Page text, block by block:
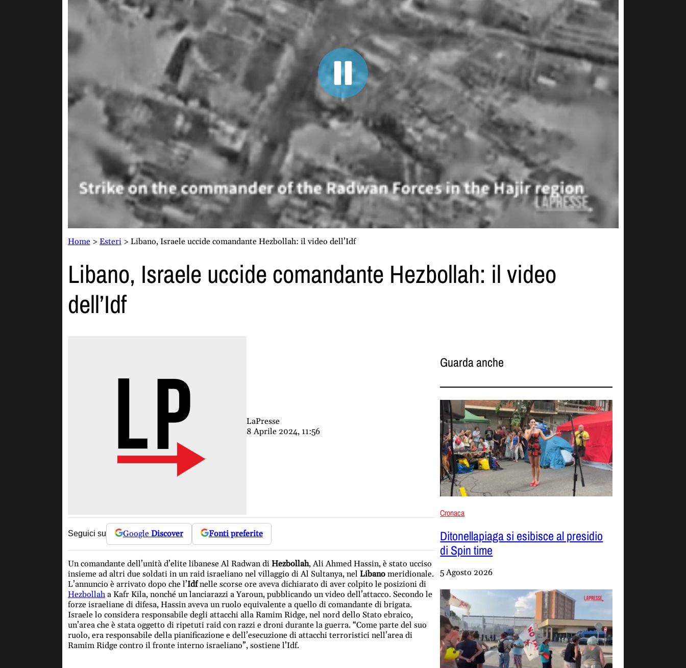
Home> Esteri> Libano, Israele uccide comandante Hezbollah: il video dell’Idf
Libano, Israele uccide comandante Hezbollah: il video
dell’Idf
LaPresse
8 Aprile 2024, 11:56
Seguici su Google Discover Fonti preferite
Un comandante dell’unità d’elite libanese Al Radwan di Hezbollah, Ali Ahmed Hassin, è stato ucciso
insieme ad altri due soldati in un raid israeliano nel villaggio di Al Sultanya, nel Libanomeridionale.
L’annuncio è arrivato dopo che l’Idfnelle scorse ore aveva dichiarato di aver colpito le posizioni di
Hezbollaha Kafr Kila, nonché un lanciarazzi a Yaroun, pubblicando un video dell’attacco. Secondo le
forze israeliane di difesa, Hassin aveva un ruolo equivalente a quello di comandante di brigata.
Israele lo considera responsabile degli attacchi alla Ramim Ridge, nel nord dello Stato ebraico,
un’area che è stata oggetto di ripetuti raid con razzi e droni durante la guerra. “Come parte del suo
ruolo, era responsabile della pianificazione e dell’esecuzione di attacchi terroristici nell’area di
Ramim Ridge contro il fronte interno israeliano”, sostiene l’Idf.
Guarda anche
Cronaca
Ditonellapiaga si esibisce al presidio
di Spin time
5 Agosto 2026